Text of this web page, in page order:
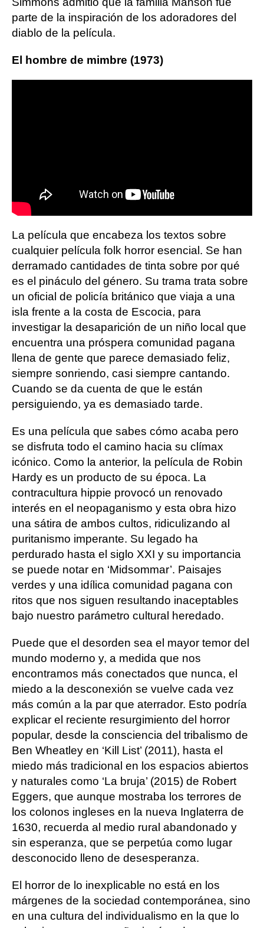
parte de la inspiración de los adoradores del
diablo de la película.
El hombre de mimbre (1973)
La película que encabeza los textos sobre
cualquier película folk horror esencial. Se han
derramado cantidades de tinta sobre por qué
es el pináculo del género. Su trama trata sobre
un oficial de policía británico que viaja a una
isla frente a la costa de Escocia, para
investigar la desaparición de un niño local que
encuentra una próspera comunidad pagana
llena de gente que parece demasiado feliz,
siempre sonriendo, casi siempre cantando.
Cuando se da cuenta de que le están
persiguiendo, ya es demasiado tarde.
Es una película que sabes cómo acaba pero
se disfruta todo el camino hacia su clímax
icónico. Como la anterior, la película de Robin
Hardy es un producto de su época. La
contracultura hippie provocó un renovado
interés en el neopaganismo y esta obra hizo
una sátira de ambos cultos, ridiculizando al
puritanismo imperante. Su legado ha
perdurado hasta el siglo XXI y su importancia
se puede notar en ‘Midsommar’. Paisajes
verdes y una idílica comunidad pagana con
ritos que nos siguen resultando inaceptables
bajo nuestro parámetro cultural heredado.
Puede que el desorden sea el mayor temor del
mundo moderno y, a medida que nos
encontramos más conectados que nunca, el
miedo a la desconexión se vuelve cada vez
más común a la par que aterrador. Esto podría
explicar el reciente resurgimiento del horror
popular, desde la consciencia del tribalismo de
Ben Wheatley en ‘Kill List’ (2011), hasta el
miedo más tradicional en los espacios abiertos
y naturales como ‘La bruja’ (2015) de Robert
Eggers, que aunque mostraba los terrores de
los colonos ingleses en la nueva Inglaterra de
1630, recuerda al medio rural abandonado y
sin esperanza, que se perpetúa como lugar
desconocido lleno de desesperanza.
El horror de lo inexplicable no está en los
márgenes de la sociedad contemporánea, sino
en una cultura del individualismo en la que lo